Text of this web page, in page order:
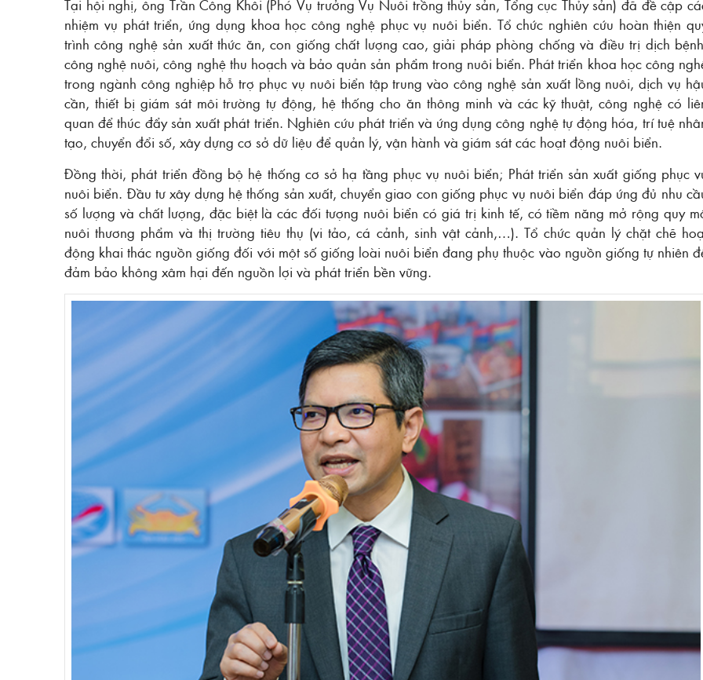
Tại hội nghị, ông Trần Công Khôi (Phó Vụ trưởng Vụ Nuôi trồng thủy sản, Tổng cục Thủy sản) đã đề cập
nhiệm vụ phát triển, ứng dụng khoa học công nghệ phục vụ nuôi biển. Tổ chức nghiên cứu hoàn thiện
trình công nghệ sản xuất thức ăn, con giống chất lượng cao, giải pháp phòng chống và điều trị dịch
công nghệ nuôi, công nghệ thu hoạch và bảo quản sản phẩm trong nuôi biển. Phát triển khoa học công
trong ngành công nghiệp hỗ trợ phục vụ nuôi biển tập trung vào công nghệ sản xuất lồng nuôi, dịch vụ
cần, thiết bị giám sát môi trường tự động, hệ thống cho ăn thông minh và các kỹ thuật, công nghệ có
quan để thúc đẩy sản xuất phát triển. Nghiên cứu phát triển và ứng dụng công nghệ tự động hóa, trí tuệ
tạo, chuyển đổi số, xây dựng cơ sở dữ liệu để quản lý, vận hành và giám sát các hoạt động nuôi biển.
Đồng thời, phát triển đồng bộ hệ thống cơ sở hạ tầng phục vụ nuôi biển; Phát triển sản xuất giống phục
nuôi biển. Đầu tư xây dựng hệ thống sản xuất, chuyển giao con giống phục vụ nuôi biển đáp ứng đủ nhu
số lượng và chất lượng, đặc biệt là các đối tượng nuôi biển có giá trị kinh tế, có tiềm năng mở rộng quy
nuôi thương phẩm và thị trường tiêu thụ (vi tảo, cá cảnh, sinh vật cảnh,…). Tổ chức quản lý chặt chẽ
động khai thác nguồn giống đối với một số giống loài nuôi biển đang phụ thuộc vào nguồn giống tự nhiên
đảm bảo không xâm hại đến nguồn lợi và phát triển bền vững.